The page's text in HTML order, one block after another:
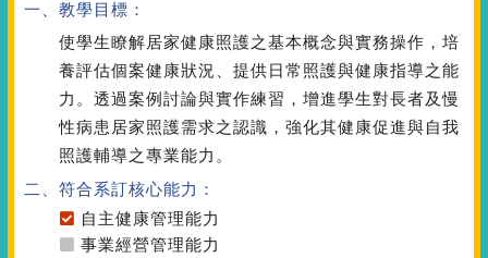
一、教學目標：
使學生瞭解居家健康照護之基本概念與實務操作，培
養評估個案健康狀況、提供日常照護與健康指導之能
力。透過案例討論與實作練習，增進學生對長者及慢
性病患居家照護需求之認識，強化其健康促進與自我
照護輔導之專業能力。
二、符合系訂核心能力：
自主健康管理能力
事業經營管理能力